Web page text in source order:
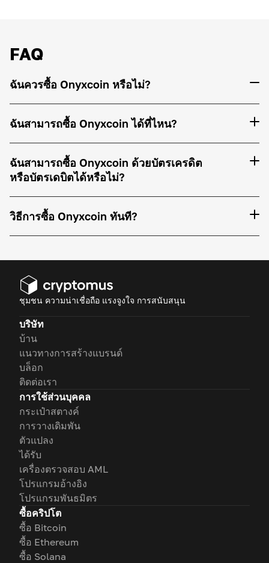
FAQ
ฉันควรซื้อ Onyxcoin หรือไม่?
ฉันสามารถซื้อ Onyxcoin ได้ที่ไหน?
ฉันสามารถซื้อ Onyxcoin ด้วยบัตรเครดิต
หรือบัตรเดบิตได้หรือไม่?
วิธีการซื้อ Onyxcoin ทันที?
ชุมชน ความน่าเชื่อถือ แรงจูงใจ การสนับสนุน
บริษัท
บ้าน
แนวทางการสร้างแบรนด์
บล็อก
ติดต่อเรา
การใช้ส่วนบุคคล
กระเป๋าสตางค์
การวางเดิมพัน
ตัวแปลง
ได้รับ
เครื่องตรวจสอบ AML
โปรแกรมอ้างอิง
โปรแกรมพันธมิตร
ซื้อคริปโต
ซื้อ Bitcoin
ซื้อ Ethereum
ซื้อ Solana